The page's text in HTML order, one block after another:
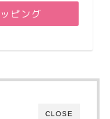
ピング
CLOSE